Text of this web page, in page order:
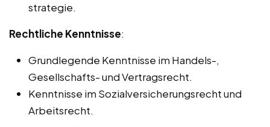
strategie.
Rechtliche Kenntnisse:
Grundlegende Kenntnisse im Handels-,
Gesellschafts- und Vertragsrecht.
Kenntnisse im Sozialversicherungsrecht und
Arbeitsrecht.